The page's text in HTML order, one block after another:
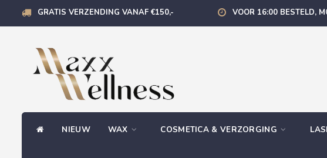
GRATIS VERZENDING VANAF €150,- VOOR 16:00 BESTELD,
NIEUW WAX COSMETICA & VERZORGING